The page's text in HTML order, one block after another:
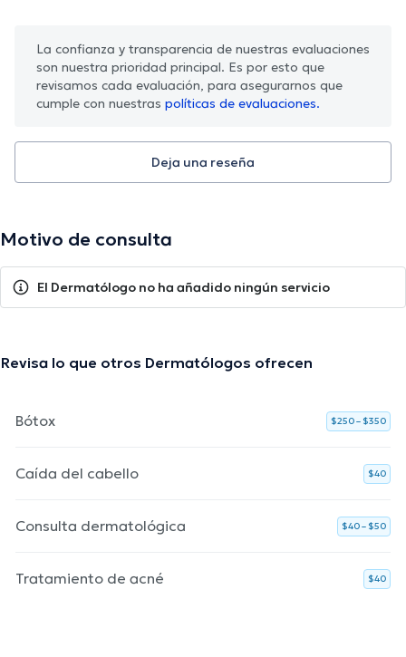
La confianza y transparencia de nuestras evaluaciones
son nuestra prioridad principal. Es por esto que
revisamos cada evaluación, para asegurarnos que
cumple con nuestras políticas de evaluaciones.
Deja una reseña
Motivo de consulta
El Dermatólogo no ha añadido ningún servicio
Revisa lo que otros Dermatólogos ofrecen
Bótox $250 – $350
Caída del cabello $40
Consulta dermatológica $40 – $50
Tratamiento de acné $40